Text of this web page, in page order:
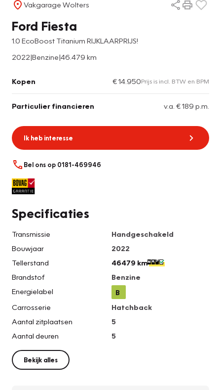
Vakgarage Wolters
Ford Fiesta
1.0 EcoBoost Titanium RIJKLAARPRIJS!
2022|Benzine|46.479 km
Kopen € 14.950Prijs is incl. BTW en BPM
Particulier financieren v.a. € 189 p.m.
Ik heb interesse
Bel ons op 0181-469946
Specificaties
Transmissie
Handgeschakeld
Bouwjaar
2022
Tellerstand
46479 km
Brandstof
Benzine
Energielabel
B
Carrosserie
Hatchback
Aantal zitplaatsen
5
Aantal deuren
5
Bekijk alles